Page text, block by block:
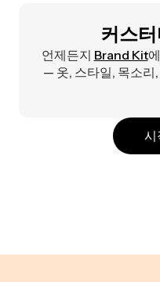
커스터
언제든지 Brand Kit
— 옷, 스타일, 목소리
시